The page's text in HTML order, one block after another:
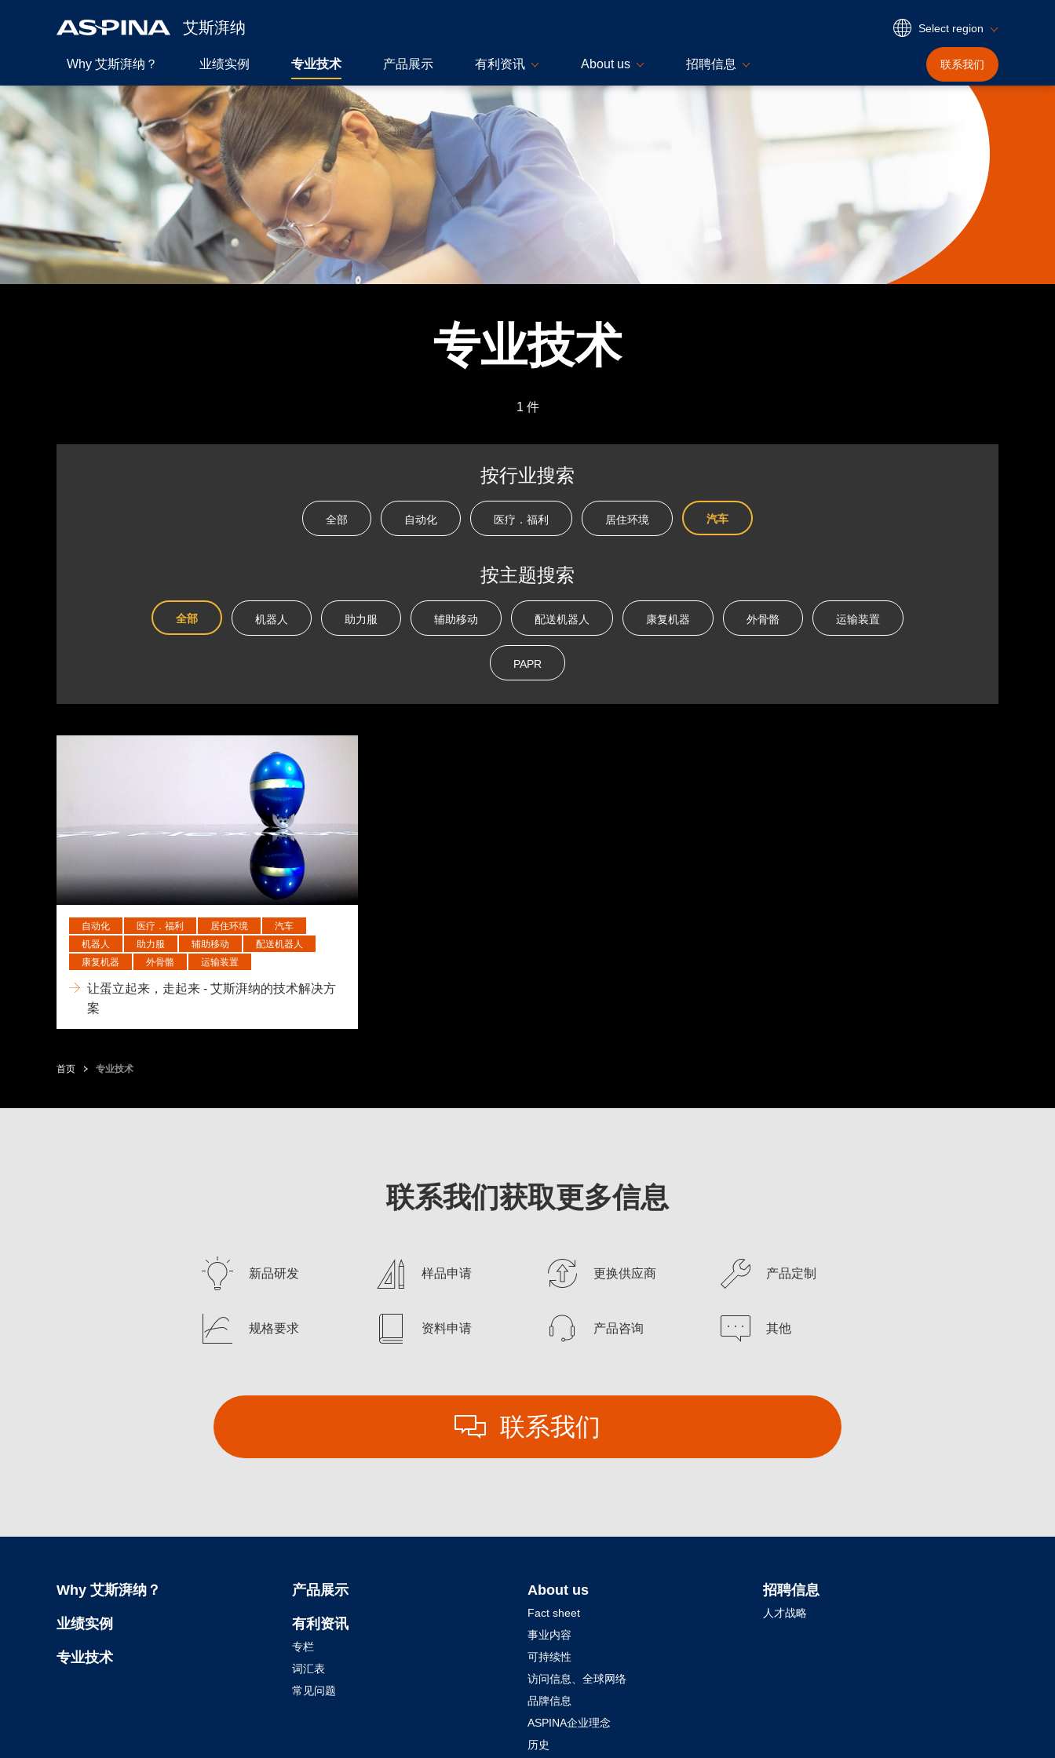
艾斯湃纳 Select region
Why 艾斯湃纳？ 业绩实例 专业技术 产品展示 有利资讯 About us 招聘信息 联系我们
专业技术
1 件
按行业搜索
全部 自动化 医疗．福利 居住环境 汽车
按主题搜索
全部 机器人 助力服 辅助移动 配送机器人 康复机器 外骨骼 运输装置
PAPR
自动化 医疗．福利 居住环境
汽车
机器人
助力服 辅助移动
配送机器人
康复机器
外骨骼 运输装置
让蛋立起来，走起来 - 艾斯湃纳的技术解决方
案
首页 专业技术
联系我们获取更多信息
新品研发 样品申请 更换供应商 产品定制
规格要求 资料申请 产品咨询 其他
联系我们
Why 艾斯湃纳？
业绩实例
专业技术
产品展示
有利资讯
专栏
词汇表
常见问题
About us
Fact sheet
事业内容
可持续性
访问信息、全球网络
品牌信息
ASPINA企业理念
历史
招聘信息
人才战略